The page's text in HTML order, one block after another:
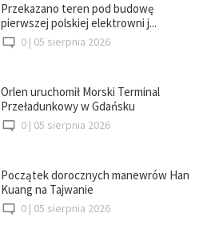
Przekazano teren pod budowę
pierwszej polskiej elektrowni j...
0 | 05 sierpnia 2026
Orlen uruchomił Morski Terminal
Przeładunkowy w Gdańsku
0 | 05 sierpnia 2026
Początek dorocznych manewrów Han
Kuang na Tajwanie
0 | 05 sierpnia 2026